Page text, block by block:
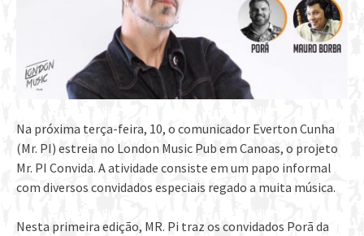
Na próxima terça-feira, 10, o comunicador Everton Cunha
(Mr. PI) estreia no London Music Pub em Canoas, o projeto
Mr. PI Convida. A atividade consiste em um papo informal
com diversos convidados especiais regado a muita música.
Nesta primeira edição, MR. Pi traz os convidados Porã da